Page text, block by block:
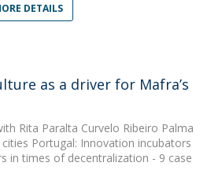
DETAILS
as a driver for Mafra’s
Rita Paralta Curvelo Ribeiro Palma
cities Portugal: Innovation incubators
in times of decentralization - 9 case